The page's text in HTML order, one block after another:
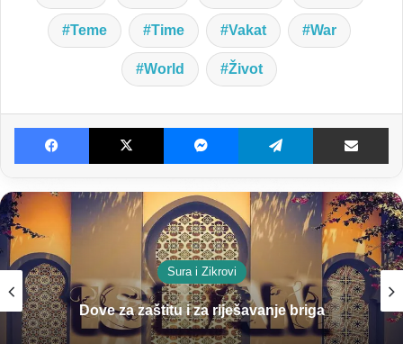
Teme Time Vakat War
World Život
Facebook X Messenger Telegram
Sura i Zikrovi
Dove za zaštitu i za riješavanje briga